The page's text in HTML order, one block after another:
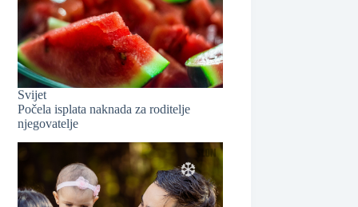
Svijet
Počela isplata naknada za roditelje
njegovatelje